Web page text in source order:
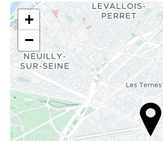
Recepção 24 horas
Depósito de bagagens
Alimentação e bebidas
Restaurante à la carte
Bar
+
−